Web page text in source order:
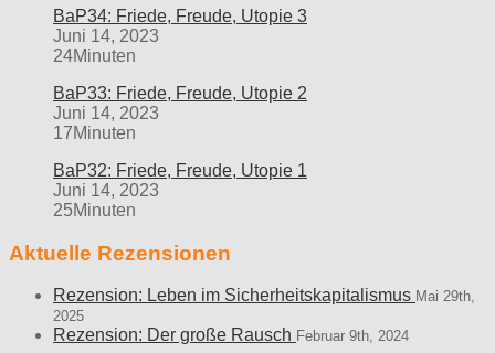
BaP34: Friede, Freude, Utopie 3
Juni 14, 2023
24Minuten
BaP33: Friede, Freude, Utopie 2
Juni 14, 2023
17Minuten
BaP32: Friede, Freude, Utopie 1
Juni 14, 2023
25Minuten
Aktuelle Rezensionen
Rezension: Leben im Sicherheitskapitalismus Mai 29th,
2025
Rezension: Der große Rausch Februar 9th, 2024